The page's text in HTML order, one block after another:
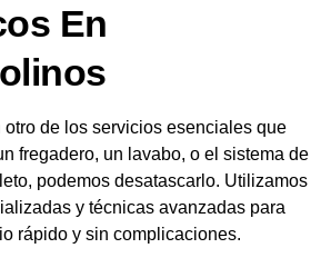
En
otro de los servicios esenciales que
fregadero, un lavabo, o el sistema de
podemos desatascarlo. Utilizamos
y técnicas avanzadas para
rápido y sin complicaciones.